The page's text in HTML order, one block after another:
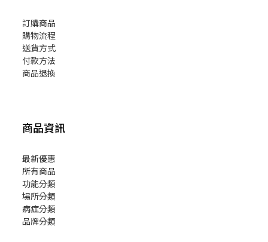
訂購商品
購物流程
送貨方式
付款方法
商品退換
商品資訊
最新優惠
所有商品
功能分類
場所分類
病症分類
品牌分類